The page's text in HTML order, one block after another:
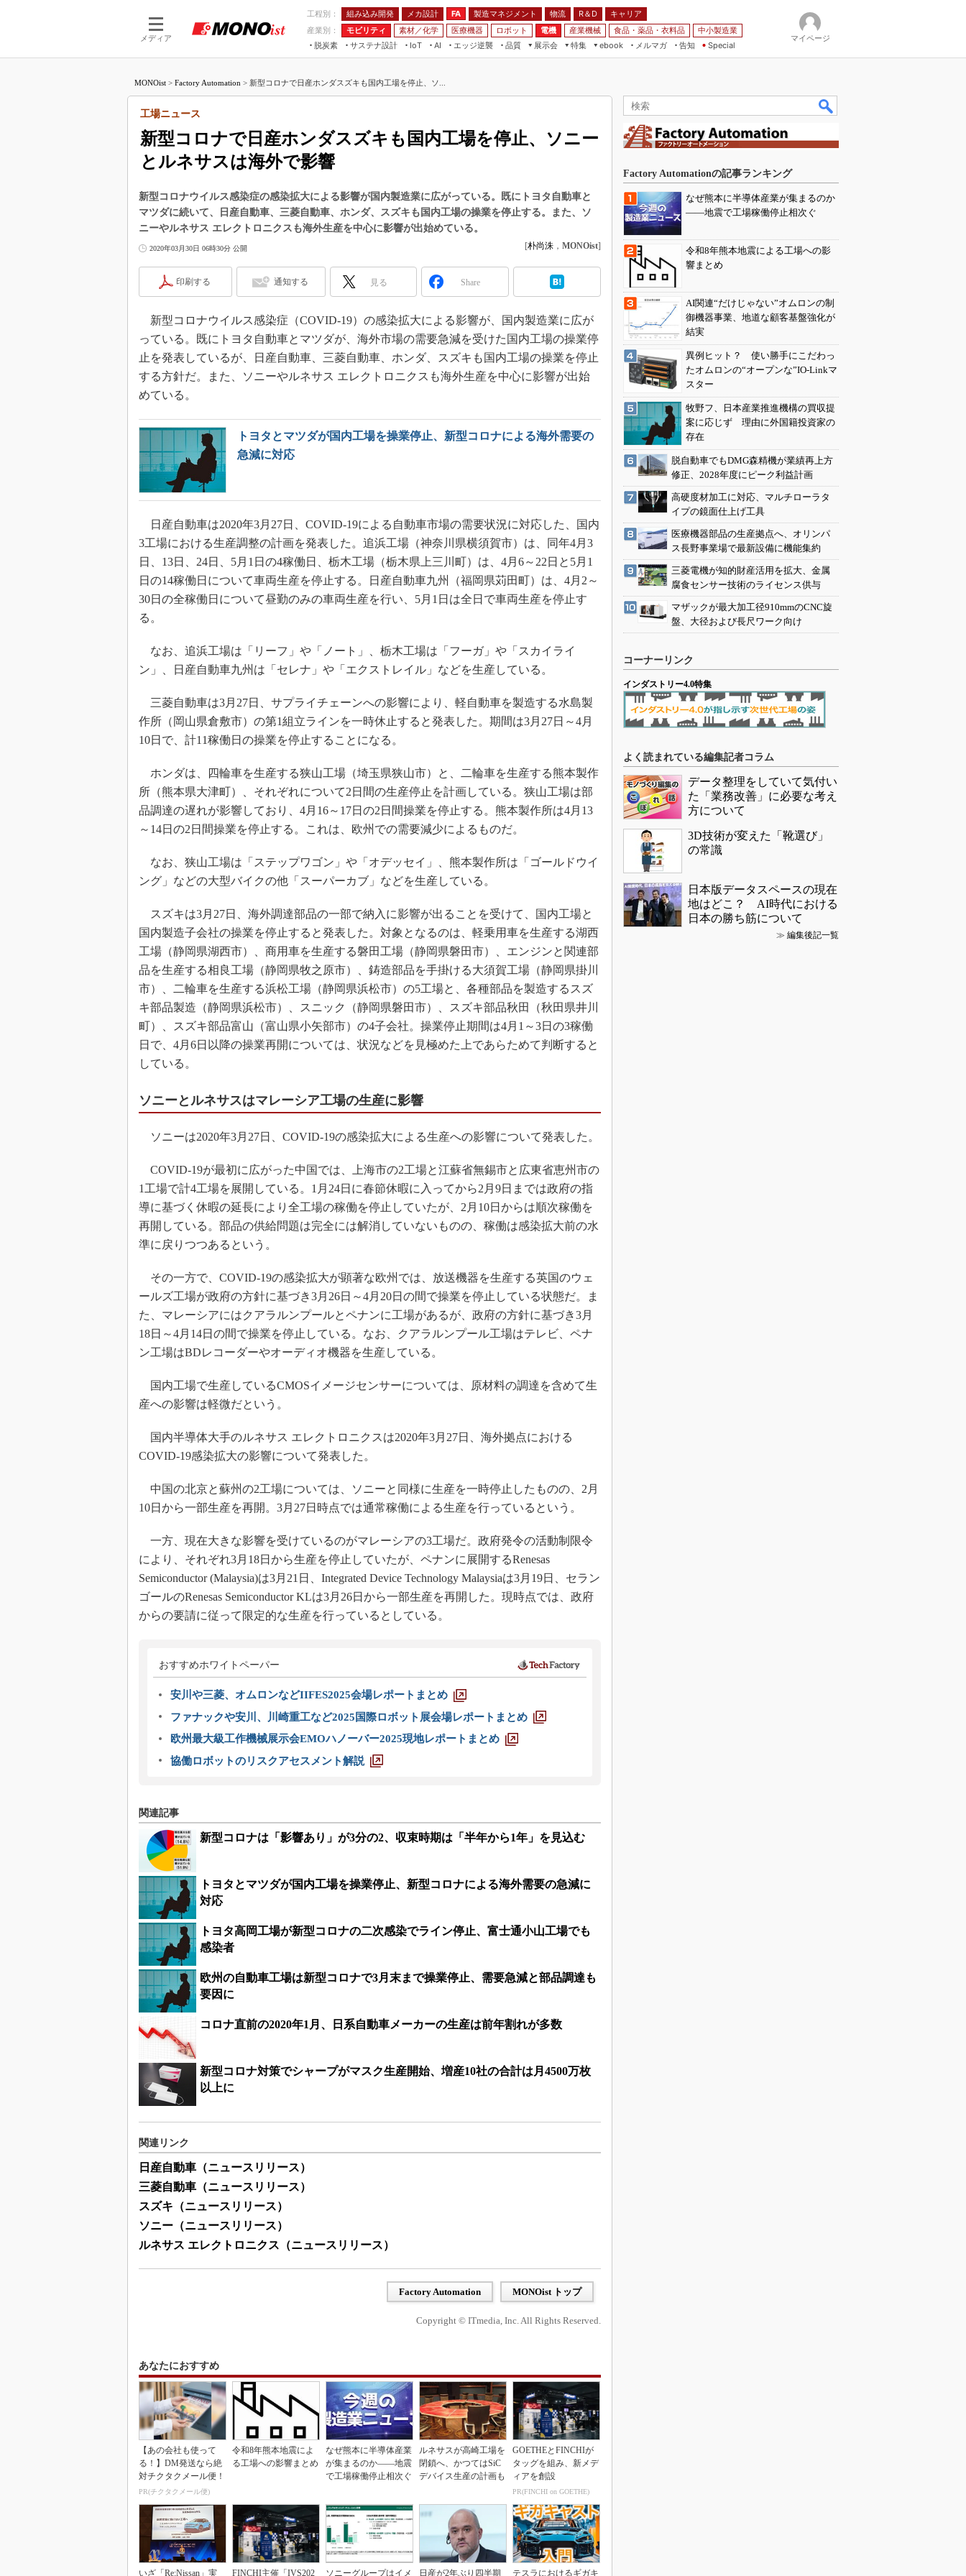
メディア
工程別： 組み込み開発 メカ設計 FA 製造マネジメント 物流 R＆D
キャリア
産業別：
モビリティ 素材／化学 医療機器 ロボット 電機 産業機械 食品・薬品・衣料品
中小製造業
脱炭素
サステナ設計
IoT
つながる工場
AI
AI×設備保全
エッジ逆襲 品質
展示会
JIMTOF
IIFES
TECHNO-FRONTIER
人テク展
EdgeTech+
日本ものづくりワールド
AUTOMOTIVE WORLD
産業オープンネット展
特集
つながるクルマ
VR／AR
フィールドサービス
組み込み画像技術
組み込みモデリング
ISO26262
3Dプリンタ
S＆OP
製造業ビッグデータ
海外生産
グローバル設計・開発
新型コロナへの対応
ebook
FA
モビリティ
メルマガ
告知 Special
マイページ
MONOist > Factory Automation > 新型コロナで日産ホンダスズキも国内工場を停止、ソ...
新型コロナで日産ホンダスズキも国内工場を停止、ソニー
とルネサスは海外で影響
工場ニュース
新型コロナウイルス感染症の感染拡大による影響が国内製造業に広がっている。既にトヨタ自動車と
マツダに続いて、日産自動車、三菱自動車、ホンダ、スズキも国内工場の操業を停止する。また、ソ
ニーやルネサス エレクトロニクスも海外生産を中心に影響が出始めている。
2020年03月30日 06時30分 公開 [朴尚洙 ， MONOist]
印刷する 通知する 見る Share
新型コロナウイルス感染症（COVID-19）の感染拡大による影響が、国内製造業に広が
っている。既にトヨタ自動車とマツダが、海外市場の需要急減を受けた国内工場の操業停
止を発表しているが、日産自動車、三菱自動車、ホンダ、スズキも国内工場の操業を停止
する方針だ。また、ソニーやルネサス エレクトロニクスも海外生産を中心に影響が出始
めている。
トヨタとマツダが国内工場を操業停止、新型コロナによる海外需要の
急減に対応
日産自動車は2020年3月27日、COVID-19による自動車市場の需要状況に対応した、国内
3工場における生産調整の計画を発表した。追浜工場（神奈川県横須賀市）は、同年4月3
日、13日、24日、5月1日の4稼働日、栃木工場（栃木県上三川町）は、4月6～22日と5月1
日の14稼働日について車両生産を停止する。日産自動車九州（福岡県苅田町）は、4月2～
30日の全稼働日について昼勤のみの車両生産を行い、5月1日は全日で車両生産を停止す
る。
なお、追浜工場は「リーフ」や「ノート」、栃木工場は「フーガ」や「スカイライ
ン」、日産自動車九州は「セレナ」や「エクストレイル」などを生産している。
三菱自動車は3月27日、サプライチェーンへの影響により、軽自動車を製造する水島製
作所（岡山県倉敷市）の第1組立ラインを一時休止すると発表した。期間は3月27日～4月
10日で、計11稼働日の操業を停止することになる。
ホンダは、四輪車を生産する狭山工場（埼玉県狭山市）と、二輪車を生産する熊本製作
所（熊本県大津町）、それぞれについて2日間の生産停止を計画している。狭山工場は部
品調達の遅れが影響しており、4月16～17日の2日間操業を停止する。熊本製作所は4月13
～14日の2日間操業を停止する。これは、欧州での需要減少によるものだ。
なお、狭山工場は「ステップワゴン」や「オデッセイ」、熊本製作所は「ゴールドウイ
ング」などの大型バイクの他「スーパーカブ」などを生産している。
スズキは3月27日、海外調達部品の一部で納入に影響が出ることを受けて、国内工場と
国内製造子会社の操業を停止すると発表した。対象となるのは、軽乗用車を生産する湖西
工場（静岡県湖西市）、商用車を生産する磐田工場（静岡県磐田市）、エンジンと関連部
品を生産する相良工場（静岡県牧之原市）、鋳造部品を手掛ける大須賀工場（静岡県掛川
市）、二輪車を生産する浜松工場（静岡県浜松市）の5工場と、各種部品を製造するスズ
キ部品製造（静岡県浜松市）、スニック（静岡県磐田市）、スズキ部品秋田（秋田県井川
町）、スズキ部品富山（富山県小矢部市）の4子会社。操業停止期間は4月1～3日の3稼働
日で、4月6日以降の操業再開については、状況などを見極めた上であらためて判断すると
している。
ソニーとルネサスはマレーシア工場の生産に影響
ソニーは2020年3月27日、COVID-19の感染拡大による生産への影響について発表した。
COVID-19が最初に広がった中国では、上海市の2工場と江蘇省無錫市と広東省恵州市の
1工場で計4工場を展開している。1月24日に春節休暇に入ってから2月9日までは政府の指
導に基づく休暇の延長により全工場の稼働を停止していたが、2月10日からは順次稼働を
再開している。部品の供給問題は完全には解消していないものの、稼働は感染拡大前の水
準に戻りつつあるという。
その一方で、COVID-19の感染拡大が顕著な欧州では、放送機器を生産する英国のウェ
ールズ工場が政府の方針に基づき3月26日～4月20日の間で操業を停止している状態だ。ま
た、マレーシアにはクアラルンプールとペナンに工場があるが、政府の方針に基づき3月
18日～4月14日の間で操業を停止している。なお、クアラルンプール工場はテレビ、ペナ
ン工場はBDレコーダーやオーディオ機器を生産している。
国内工場で生産しているCMOSイメージセンサーについては、原材料の調達を含めて生
産への影響は軽微だという。
国内半導体大手のルネサス エレクトロニクスは2020年3月27日、海外拠点における
COVID-19感染拡大の影響について発表した。
中国の北京と蘇州の2工場については、ソニーと同様に生産を一時停止したものの、2月
10日から一部生産を再開。3月27日時点では通常稼働による生産を行っているという。
一方、現在大きな影響を受けているのがマレーシアの3工場だ。政府発令の活動制限令
により、それぞれ3月18日から生産を停止していたが、ペナンに展開するRenesas
Semiconductor (Malaysia)は3月21日、Integrated Device Technology Malaysiaは3月19日、セラン
ゴールのRenesas Semiconductor KLは3月26日から一部生産を再開した。現時点では、政府
からの要請に従って限定的な生産を行っているとしている。
おすすめホワイトペーパー
安川や三菱、オムロンなどIIFES2025会場レポートまとめ
ファナックや安川、川崎重工など2025国際ロボット展会場レポートまとめ
欧州最大級工作機械展示会EMOハノーバー2025現地レポートまとめ
協働ロボットのリスクアセスメント解説
関連記事
新型コロナは「影響あり」が3分の2、収束時期は「半年から1年」を見込む
トヨタとマツダが国内工場を操業停止、新型コロナによる海外需要の急減に
対応
トヨタ高岡工場が新型コロナの二次感染でライン停止、富士通小山工場でも
感染者
欧州の自動車工場は新型コロナで3月末まで操業停止、需要急減と部品調達も
要因に
コロナ直前の2020年1月、日系自動車メーカーの生産は前年割れが多数
新型コロナ対策でシャープがマスク生産開始、増産10社の合計は月4500万枚
以上に
関連リンク
日産自動車（ニュースリリース）
三菱自動車（ニュースリリース）
スズキ（ニュースリリース）
ソニー（ニュースリリース）
ルネサス エレクトロニクス（ニュースリリース）
Factory Automation MONOist トップ
Copyright © ITmedia, Inc. All Rights Reserved.
あなたにおすすめ
【あの会社も使って
る！】DM発送なら絶
対チクタクメール便！
PR(チクタクメール便)
令和8年熊本地震によ
る工場への影響まとめ
なぜ熊本に半導体産業
が集まるのか――地震
で工場稼働停止相次ぐ
ルネサスが高崎工場を
閉鎖へ、かつてはSiC
デバイス生産の計画も
GOETHEとFINCHIが
タッグを組み、新メデ
ィアを創設
PR(FINCHI on GOETHE)
いざ「Re:Nissan」実 FINCHI主催「IVS202 ソニーグループはイメ 日産が2年ぶり四半期 テスラにおけるギガキ
Factory Automationの記事ランキング
なぜ熊本に半導体産業が集まるのか
――地震で工場稼働停止相次ぐ
令和8年熊本地震による工場への影
響まとめ
AI関連“だけじゃない”オムロンの制
御機器事業、地道な顧客基盤強化が
結実
異例ヒット？ 使い勝手にこだわっ
たオムロンの“オープンな”IO-Linkマ
スター
牧野フ、日本産業推進機構の買収提
案に応じず 理由に外国籍投資家の
存在
脱自動車でもDMG森精機が業績再上方
修正、2028年度にピーク利益計画
高硬度材加工に対応、マルチローラタ
イプの鏡面仕上げ工具
医療機器部品の生産拠点へ、オリンパ
ス長野事業場で最新設備に機能集約
三菱電機が知的財産活用を拡大、金属
腐食センサー技術のライセンス供与
マザックが最大加工径910mmのCNC旋
盤、大径および長尺ワーク向け
コーナーリンク
インダストリー4.0特集
よく読まれている編集記者コラム
データ整理をしていて気付い
た「業務改善」に必要な考え
方について
3D技術が変えた「靴選び」
の常識
日本版データスペースの現在
地はどこ？ AI時代における
日本の勝ち筋について
≫ 編集後記一覧